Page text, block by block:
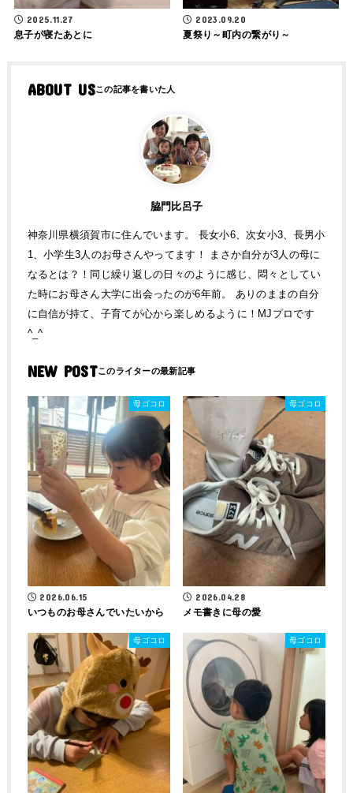
2025.11.27
息子が寝たあとに
2023.09.20
夏祭り～町内の繋がり～
ABOUT US
脇門比呂子
神奈川県横須賀市に住んでいます。 長女小6、次女小3、長男小
1、小学生3人のお母さんやってます！ まさか自分が3人の母に
なるとは？！同じ繰り返しの日々のように感じ、悶々としてい
た時にお母さん大学に出会ったのが6年前。 ありのままの自分
に自信が持て、子育てが心から楽しめるように！MJプロです
^_^
NEW POST
母ゴコロ
2026.06.15
いつものお母さんでいたいから
母ゴコロ
2026.04.28
メモ書きに母の愛
母ゴコロ 母ゴコロ